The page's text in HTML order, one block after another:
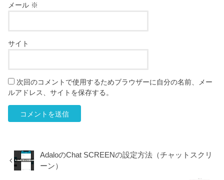
メール ※
サイト
次回のコメントで使用するためブラウザーに自分の名前、メー
ルアドレス、サイトを保存する。
AdaloのChat SCREENの設定方法（チャットスクリ
ーン）